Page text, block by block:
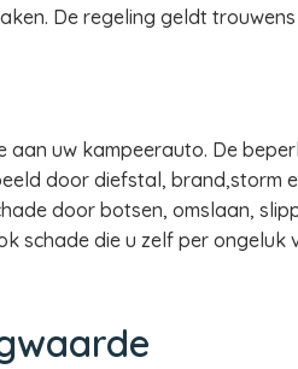
De regeling geldt
uw kampeerauto. De
door diefstal, brand,storm
door botsen, omslaan,
schade die u zelf per ongeluk